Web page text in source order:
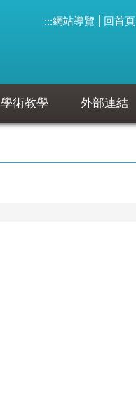
:::網站導覽 回首頁
學術教學 外部連結